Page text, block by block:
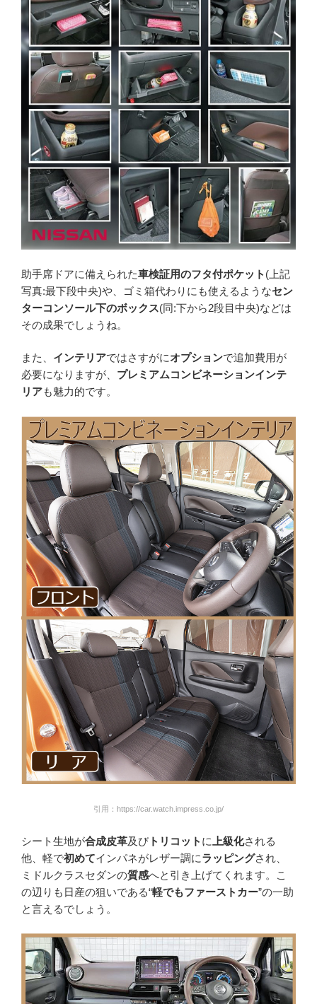
助手席ドアに備えられた車検証用のフタ付ポケット (上記
写真:最下段中央)や、ゴミ箱代わりにも使えるようなセン
ターコンソール下のボックス(同:下から2段目中央)などは
その成果でしょうね。
また、 インテリアではさすがにオプションで追加費用が
必要になりますが、 プレミアムコンビネーションインテ
リアも魅力的です。
引用：https://car.watch.impress.co.jp/
シート生地が合成皮革及び トリコット に 上級化される
他、軽で初めてインパネがレザー調にラッピングされ、
ミドルクラスセダンの質感へと引き上げてくれます。こ
の辺りも日産の狙いである“軽でもファーストカー”の一助
と言えるでしょう。